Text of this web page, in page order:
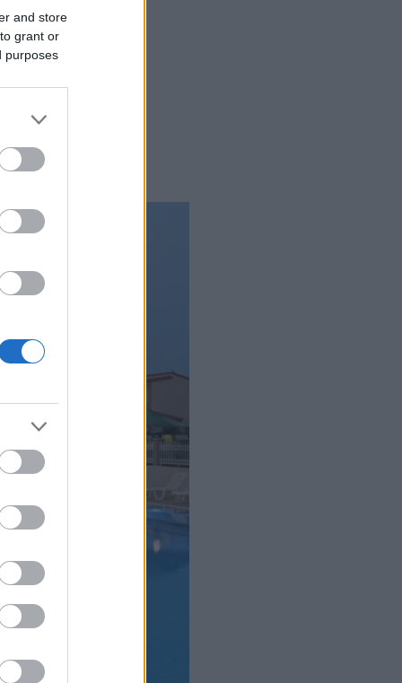
and store
grant or
purposes